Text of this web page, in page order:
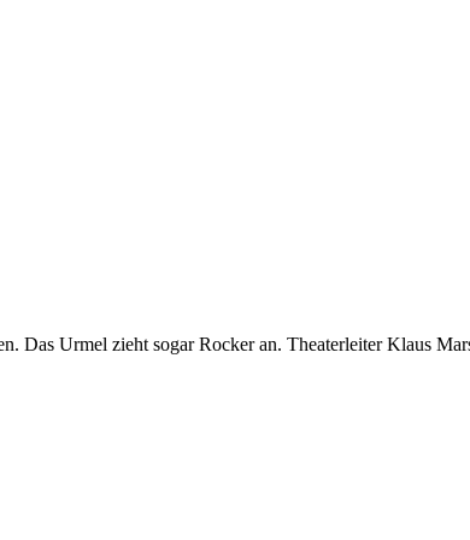
Das Urmel zieht sogar Rocker an. Theaterleiter Klaus